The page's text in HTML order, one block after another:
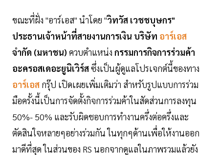
ขณะที่ฝั่ง "อาร์เอส" นำโดย "วิทวัส เวชชบุษกร"
ประธานเจ้าหน้าที่สายงานการเงิน บริษัท อาร์เอส
จำกัด (มหาชน) ควบตำแหน่ง กรรมการกิจการร่วมค้า
อะครอสเดอะยูนิเวิร์สซึ่งเป็นผู้ดูแลโปรเจกต์นี้ของทาง
อาร์เอส กรุ๊ป เปิดเผยเพิ่มเติมว่า สำหรับรูปแบบการร่วม
มือครั้งนี้เป็นการจัดตั้งกิจการร่วมค้าในสัดส่วนการลงทุน
50%- 50% และรับผิดชอบการทำงานครึ่งต่อครึ่งและ
ตัดสินใจหลายๆอย่างร่วมกัน ในทุกๆด้านเพื่อให้งานออก
มาดีที่สุด ในส่วนของ RS นอกจากดูแลในภาพรวมแล้วยัง